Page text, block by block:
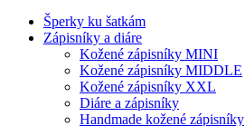
Šperky ku šatkám
Zápisníky a diáre
Kožené zápisníky MINI
Kožené zápisníky MIDDLE
Kožené zápisníky XXL
Diáre a zápisníky
Handmade kožené zápisníky